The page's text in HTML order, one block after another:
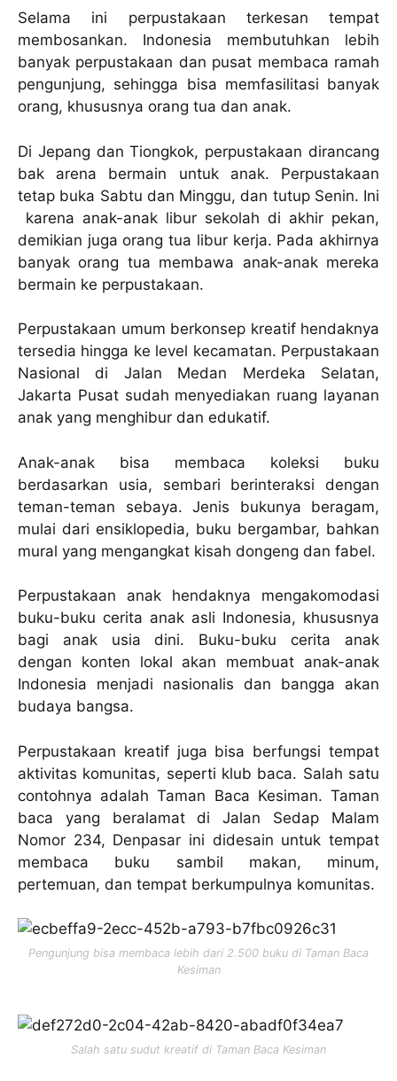
Selama ini perpustakaan terkesan tempat
membosankan. Indonesia membutuhkan lebih
banyak perpustakaan dan pusat membaca ramah
pengunjung, sehingga bisa memfasilitasi banyak
orang, khususnya orang tua dan anak.
Di Jepang dan Tiongkok, perpustakaan dirancang
bak arena bermain untuk anak. Perpustakaan
tetap buka Sabtu dan Minggu, dan tutup Senin. Ini
karena anak-anak libur sekolah di akhir pekan,
demikian juga orang tua libur kerja. Pada akhirnya
banyak orang tua membawa anak-anak mereka
bermain ke perpustakaan.
Perpustakaan umum berkonsep kreatif hendaknya
tersedia hingga ke level kecamatan. Perpustakaan
Nasional di Jalan Medan Merdeka Selatan,
Jakarta Pusat sudah menyediakan ruang layanan
anak yang menghibur dan edukatif.
Anak-anak bisa membaca koleksi buku
berdasarkan usia, sembari berinteraksi dengan
teman-teman sebaya. Jenis bukunya beragam,
mulai dari ensiklopedia, buku bergambar, bahkan
mural yang mengangkat kisah dongeng dan fabel.
Perpustakaan anak hendaknya mengakomodasi
buku-buku cerita anak asli Indonesia, khususnya
bagi anak usia dini. Buku-buku cerita anak
dengan konten lokal akan membuat anak-anak
Indonesia menjadi nasionalis dan bangga akan
budaya bangsa.
Perpustakaan kreatif juga bisa berfungsi tempat
aktivitas komunitas, seperti klub baca. Salah satu
contohnya adalah Taman Baca Kesiman. Taman
baca yang beralamat di Jalan Sedap Malam
Nomor 234, Denpasar ini didesain untuk tempat
membaca buku sambil makan, minum,
pertemuan, dan tempat berkumpulnya komunitas.
Pengunjung bisa membaca lebih dari 2.500 buku di Taman Baca
Kesiman
Salah satu sudut kreatif di Taman Baca Kesiman